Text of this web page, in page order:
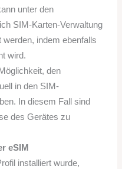
unter den
SIM-Karten-Verwaltung
indem ebenfalls
wird.
den
in den SIM-
In diesem Fall sind
des Gerätes zu
eSIM
installiert wurde,